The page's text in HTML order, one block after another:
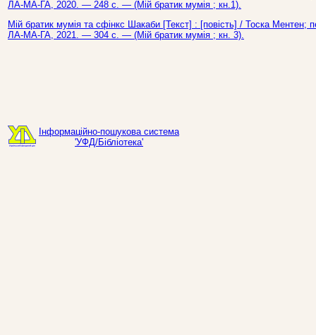
ЛА-МА-ГА, 2020. — 248 с. — (Мій братик мумія ; кн.1).
Мій братик мумія та сфінкс Шакаби [Текст] : [повість] / Тоска
ЛА-МА-ГА, 2021. — 304 с. — (Мій братик мумія ; кн. 3).
Інформаційно-пошукова система
'УФД/Бібліотека'